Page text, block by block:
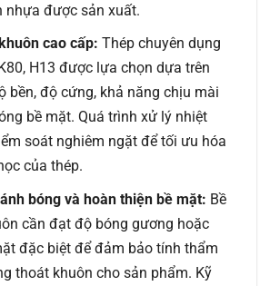
nhựa được sản xuất.
cao cấp: Thép chuyên dụng
H13 được lựa chọn dựa trên
bền, độ cứng, khả năng chịu mài
bề mặt. Quá trình xử lý nhiệt
soát nghiêm ngặt để tối ưu hóa
của thép.
bóng và hoàn thiện bề mặt: Bề
cần đạt độ bóng gương hoặc
đặc biệt để đảm bảo tính thẩm
thoát khuôn cho sản phẩm. Kỹ